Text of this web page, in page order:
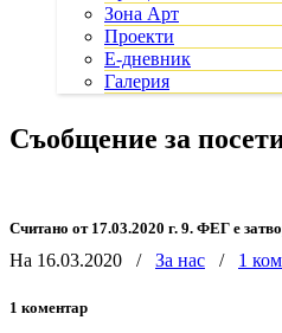
Зона Арт
Проекти
Е-дневник
Галерия
Съобщение за
Считано от17.03.2020 г. 9. ФЕГ е
На 16.03.2020 / За нас / 1
1 коментар